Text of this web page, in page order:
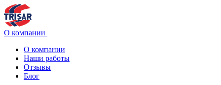
О компании
О компании
Наши работы
Отзывы
Блог